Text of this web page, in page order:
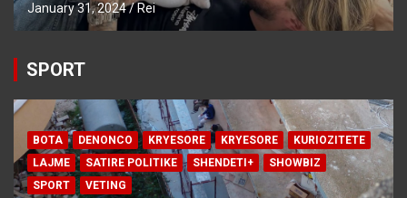
January 31, 2024 Rei
SPORT
BOTA DENONCO KRYESORE KRYESORE
KURIOZITETE
LAJME
SATIRE POLITIKE SHENDETI+
SHOWBIZ
SPORT
VETING